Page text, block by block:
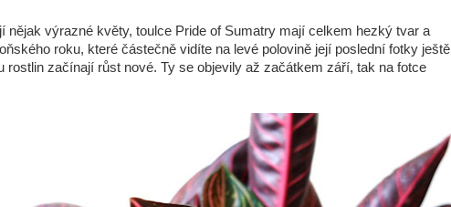
nějak výrazné květy, toulce Pride of Sumatry mají celkem hezký tvar a
roku, které částečně vidíte na levé polovině její poslední fotky ještě
rostlin začínají růst nové. Ty se objevily až začátkem září, tak na fotce